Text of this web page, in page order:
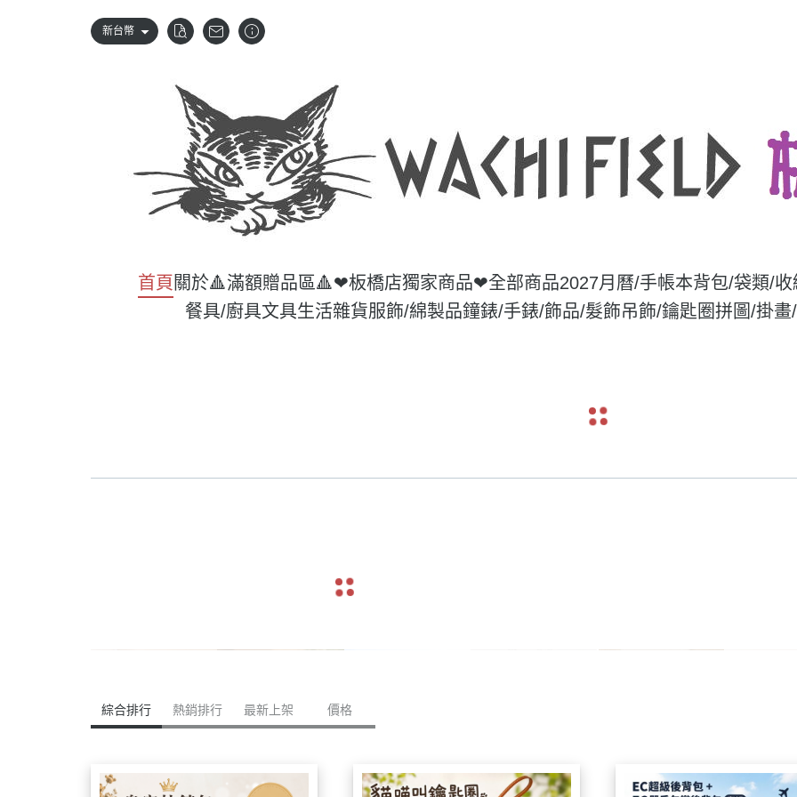
新台幣
首頁 關於🔺滿額贈品區🔺❤板橋店獨家商品❤全部商品2027月曆/手帳本背包/袋類/
餐具/廚具文具生活雜貨服飾/綿製品鐘錶/手錶/飾品/髮飾吊飾/鑰匙圈拼圖/掛畫
綜合排行 熱銷排行 最新上架 價格